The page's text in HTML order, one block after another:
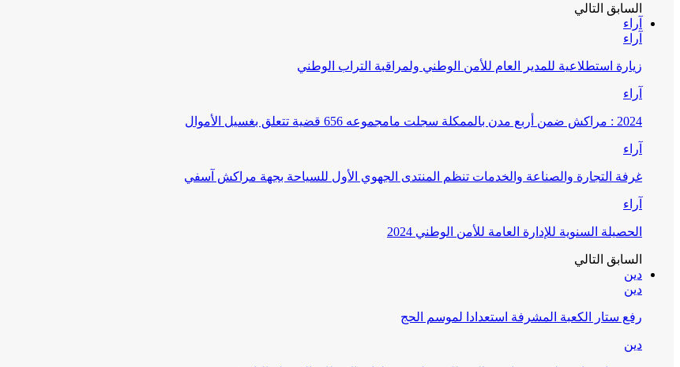
السابق التالي
آراء
آراء
زيارة استطلاعية للمدير العام للأمن الوطني ولمراقبة التراب الوطني
آراء
2024 : مراكش ضمن أربع مدن بالممكلة سجلت مامجموعه 656 قضية تتعلق بغسيل الأموال
آراء
غرفة التجارة والصناعة والخدمات تنظم المنتدى الجهوي الأول للسياحة بجهة مراكش آسفي
آراء
الحصيلة السنوية للإدارة العامة للأمن الوطني 2024
السابق التالي
دين
دين
رفع ستار الكعبة المشرفة استعدادا لموسم الحج
دين